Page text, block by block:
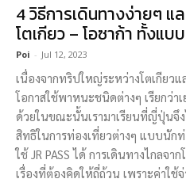
4 วิธีการเดินทางง่ายๆ แล
โตเกียว – โอซาก้า ทั้งแบ
Poi - Jul 12, 2023
เนื่องจากทริปใหญ่ระหว่างโตเกียว
โอกาสใช้พาหนะชนิดต่างๆ เรียกว่า
ด้วยในขณะนั้นเรามาเรียนที่ญี่ปุ่นจึ
สิทธิในการท่องเที่ยวต่างๆ แบบนัก
ใช้ JR PASS ได้ การเดินทางไกลจ
เรื่องที่ต้องคิดให้ถี่ถ้วน เพราะค่าใช้